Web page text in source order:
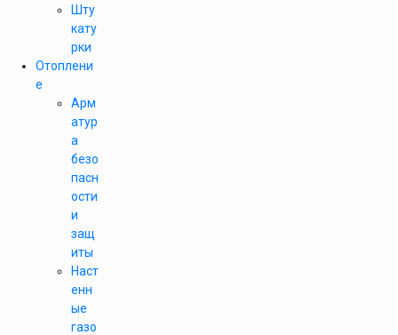
Шту
кату
рки
Отоплени
е
Арм
атур
а
безо
пасн
ости
и
защ
иты
Наст
енн
ые
газо